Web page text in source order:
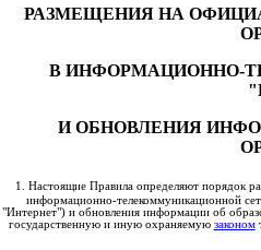
РАЗМЕЩЕНИЯ НА
В ИНФОРМАЦИОННО-
И ОБНОВЛЕНИЯ
1. Настоящие Правила определяют порядок
информационно-телекоммуникационной
"Интернет") и обновления информации об
государственную и иную охраняемую законом